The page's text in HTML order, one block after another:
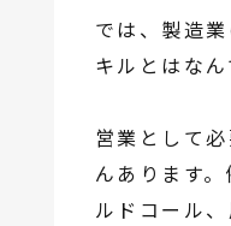
では、製造
キルとはな
営業として
んあります
ルドコール